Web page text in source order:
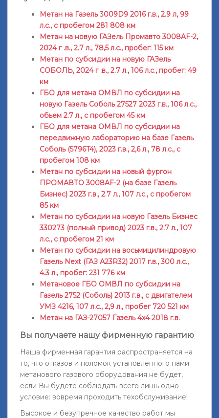
Метан на Газель 3009D9 2016 г.в., 2.9 л, 99
л.с., с пробегом 281 808 км
Метан на новую ГАЗель Промавто 3008AF-2,
2024 г .в., 2.7 л., 78,5 л.с., пробег: 115 км
Метан по субсидии на новую ГАЗель
СОБОЛЬ, 2024 г .в., 2.7 л., 106 л.с., пробег: 49
км
ГБО для метана ОМВЛ по субсидии на
новую Газель Соболь 27527 2023 г.в., 106 л.с.,
обьем 2.7 л., с пробегом 45 км
ГБО для метана ОМВЛ по субсидии на
передвижную лабораторию на базе Газель
Соболь (5796T4), 2023 г.в., 2,6 л., 78 л.с., с
пробегом 108 км
Метан по субсидии на новый фургон
ПРОМАВТО 3008AF-2 (на базе Газель
Бизнес) 2023 г.в., 2.7 л., 107 л.с., с пробегом
85 км
Метан по субсидии на новую Газель Бизнес
330273 (полный привод) 2023 г.в., 2.7 л., 107
л.с., с пробегом 21 км
Метан по субсидии на восьмицилиндровую
Газель Next (ГАЗ А23R32) 2017 г.в., 300 л.с.,
4.3 л., пробег: 231 776 км
Метановое ГБО ОМВЛ по субсидии на
Газель 2752 (Соболь) 2013 г.в., с двигателем
УМЗ 4216, 107 л.с., 2,9 л., пробег 720 521 км
Метан на ГАЗ-27057 Газель 4x4 2018 г.в.
Вы получаете нашу фирменную гарантию
Наша фирменная гарантия распространяется на
то, что отказов и поломок установленного нами
метанового газового оборудования не будет,
если Вы будете соблюдать всего лишь одно
условие: вовремя проходить техобслуживание!
Высокое и безупречное качество работ мы